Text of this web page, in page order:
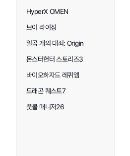
HyperX OMEN
브이 라이징
일곱 개의 대죄: Origin
몬스터헌터 스토리즈3
바이오하자드 레퀴엠
드래곤 퀘스트7
풋볼 매니저26